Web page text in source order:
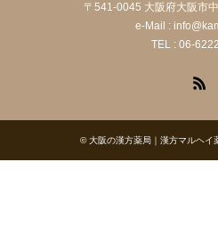
〒541-0045 大阪府大阪市
e-Mail :
TEL : 06-
©大阪の漢方薬局｜漢方マルヘイ